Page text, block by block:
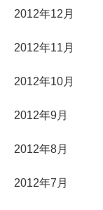
2012年12月
2012年11月
2012年10月
2012年9月
2012年8月
2012年7月